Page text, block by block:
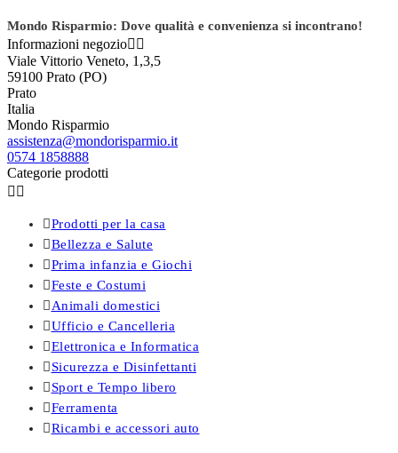
Mondo Risparmio: Dove qualità e convenienza si incontrano!
Informazioni negozio 
Viale Vittorio Veneto, 1,3,5
59100 Prato (PO)
Prato
Italia
Mondo Risparmio
assistenza@mondorisparmio.it
0574 1858888
Categorie prodotti
 
Prodotti per la casa
Bellezza e Salute
Prima infanzia e Giochi
Feste e Costumi
 Animali domestici
Ufficio e Cancelleria
Elettronica e Informatica
 Sicurezza e Disinfettanti
 Sport e Tempo libero
Ferramenta
Ricambi e accessori auto